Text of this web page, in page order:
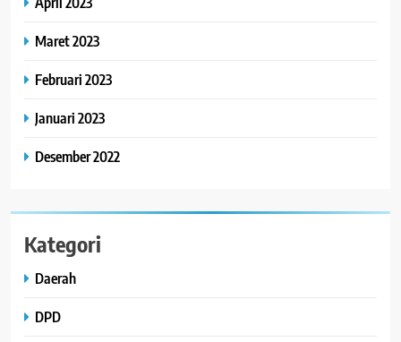
Maret 2023
Februari 2023
Januari 2023
Desember 2022
Kategori
Daerah
DPD